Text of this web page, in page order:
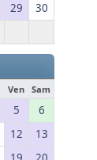
29
30
Ven Sam
5
6
12
13